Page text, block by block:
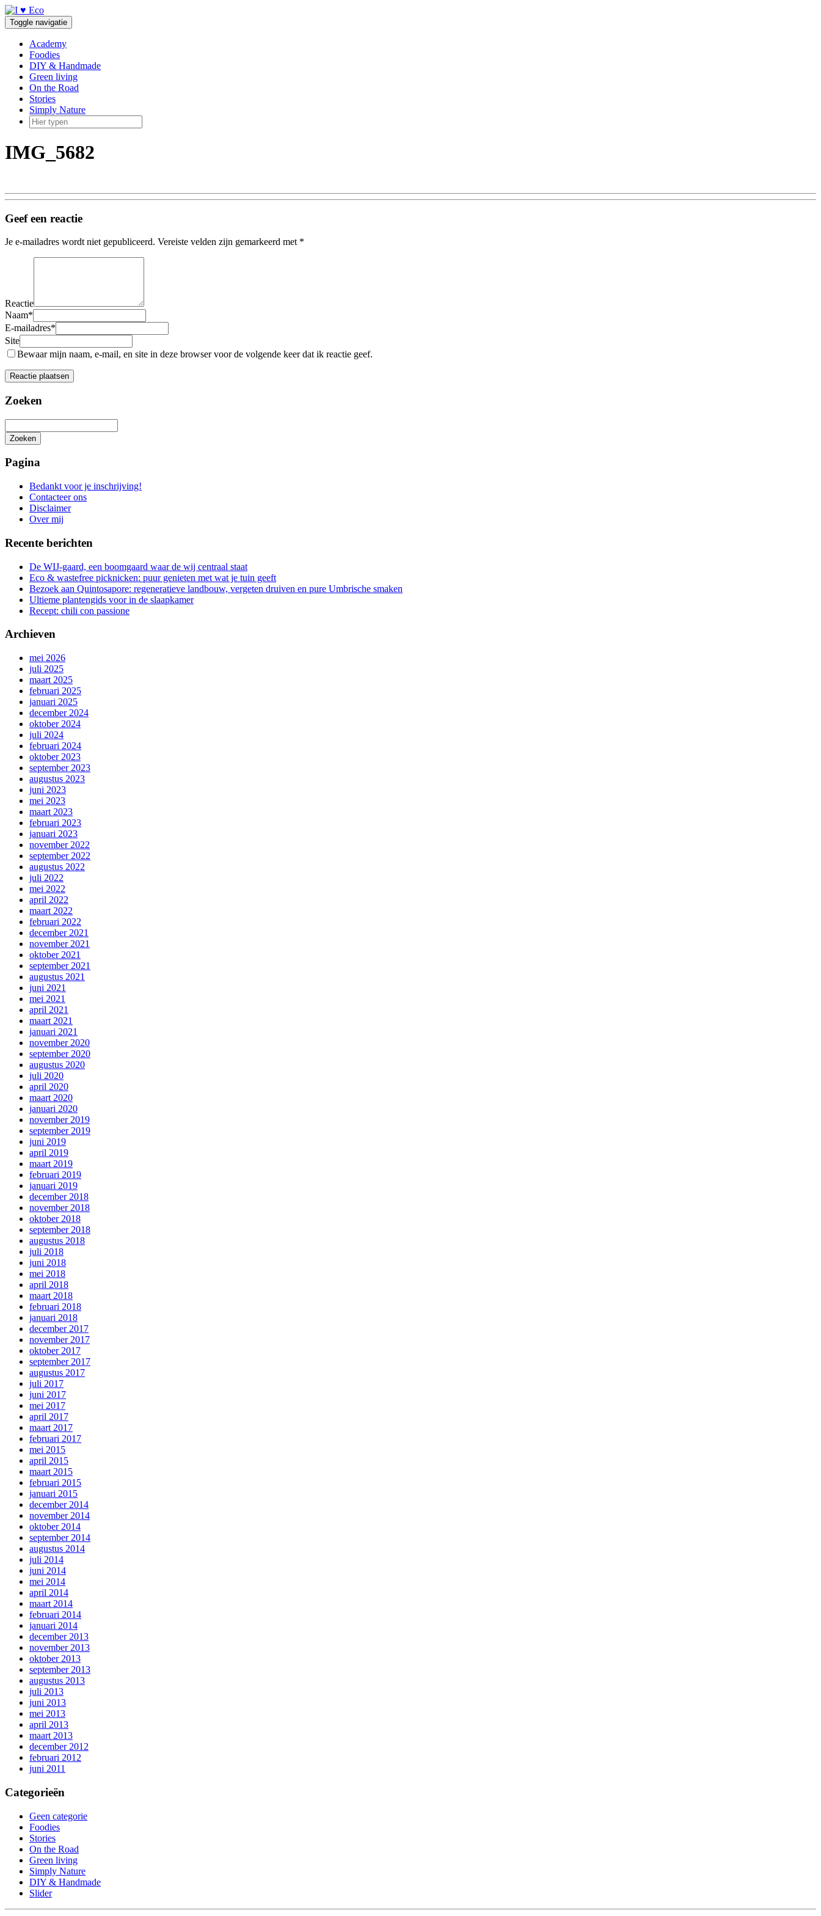
Doorgaan
naar
inhoud
Toggle navigatie
Academy
Foodies
DIY & Handmade
Green living
On the Road
Stories
Simply Nature
IMG_5682
Geef een reactie
Je e-mailadres wordt niet gepubliceerd. Vereiste velden zijn gemarkeerd met *
Reactie
Naam*
E-mailadres*
Site
Bewaar mijn naam, e-mail, en site in deze browser voor de volgende keer dat ik reactie geef.
Zoeken
Zoeken
zoeken
Pagina
Bedankt voor je inschrijving!
Contacteer ons
Disclaimer
Over mij
Recente berichten
De WIJ-gaard, een boomgaard waar de wij centraal staat
Eco & wastefree picknicken: puur genieten met wat je tuin geeft
Bezoek aan Quintosapore: regeneratieve landbouw, vergeten druiven en pure Umbrische smaken
Ultieme plantengids voor in de slaapkamer
Recept: chili con passione
Archieven
mei 2026
juli 2025
maart 2025
februari 2025
januari 2025
december 2024
oktober 2024
juli 2024
februari 2024
oktober 2023
september 2023
augustus 2023
juni 2023
mei 2023
maart 2023
februari 2023
januari 2023
november 2022
september 2022
augustus 2022
juli 2022
mei 2022
april 2022
maart 2022
februari 2022
december 2021
november 2021
oktober 2021
september 2021
augustus 2021
juni 2021
mei 2021
april 2021
maart 2021
januari 2021
november 2020
september 2020
augustus 2020
juli 2020
april 2020
maart 2020
januari 2020
november 2019
september 2019
juni 2019
april 2019
maart 2019
februari 2019
januari 2019
december 2018
november 2018
oktober 2018
september 2018
augustus 2018
juli 2018
juni 2018
mei 2018
april 2018
maart 2018
februari 2018
januari 2018
december 2017
november 2017
oktober 2017
september 2017
augustus 2017
juli 2017
juni 2017
mei 2017
april 2017
maart 2017
februari 2017
mei 2015
april 2015
maart 2015
februari 2015
januari 2015
december 2014
november 2014
oktober 2014
september 2014
augustus 2014
juli 2014
juni 2014
mei 2014
april 2014
maart 2014
februari 2014
januari 2014
december 2013
november 2013
oktober 2013
september 2013
augustus 2013
juli 2013
juni 2013
mei 2013
april 2013
maart 2013
december 2012
februari 2012
juni 2011
Categorieën
Geen categorie
Foodies
Stories
On the Road
Green living
Simply Nature
DIY & Handmade
Slider